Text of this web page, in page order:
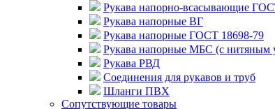
Рукава напорно-всасывающие
Рукава напорные ВГ
Рукава напорные ГОСТ 18698-79
Рукава напорные МБС (с нитяным
Рукава РВД
Соединения для рукавов и труб
Шланги ПВХ
Сопутствующие товары